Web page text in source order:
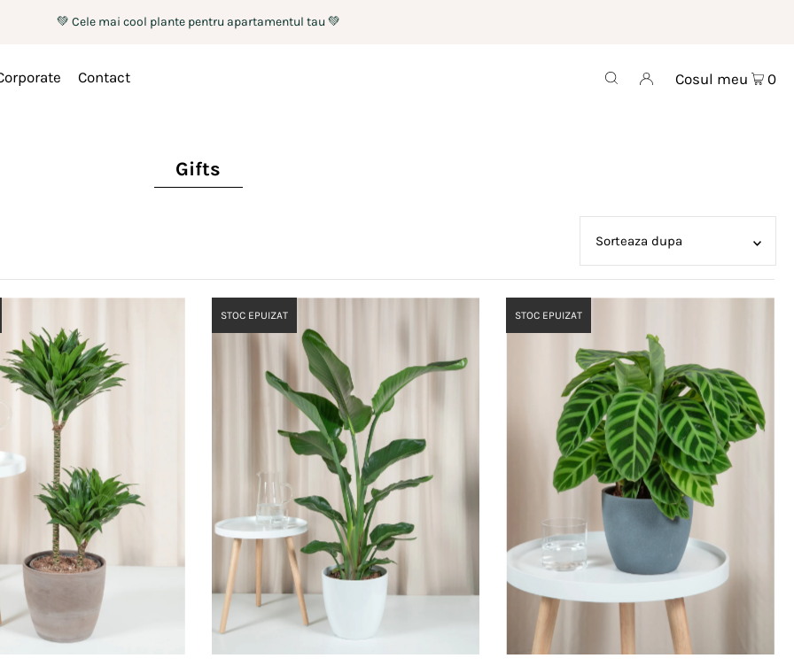
💚 Cele mai cool plante pentru apartamentul tau 💚
Contact Cosul meu 0
Gifts
Recomandat
Cel mai bine vandut
Alfabetic, A-Z
Alfabetic, Z-A
Pret, de la mic la mare
Pret, de la mare la mic
Data, de la vechi la nou
Data, de la nou la vechi
STOC EPUIZAT STOC EPUIZAT